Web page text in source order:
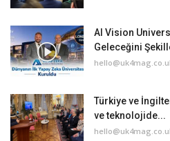
AI Vision
Geleceğini
Türkiye ve
ve teknolojide...